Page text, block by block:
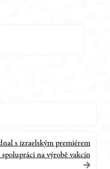
s izraelským premiérem
na výrobě vakcín